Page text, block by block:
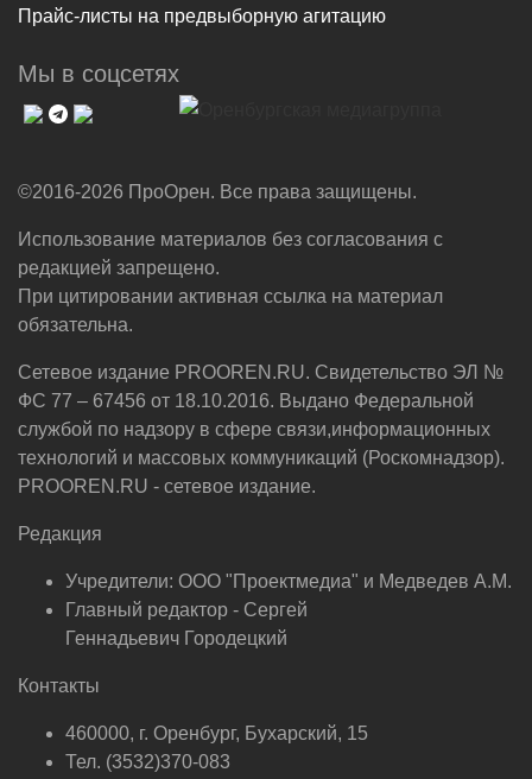
Прайс-листы на предвыборную агитацию
Мы в соцсетях
©2016-2026 ПроОрен. Все права защищены.
Использование материалов без согласования с
редакцией запрещено.
При цитировании активная ссылка на материал
обязательна.
Сетевое издание PROOREN.RU. Свидетельство ЭЛ №
ФС 77 – 67456 от 18.10.2016. Выдано Федеральной
службой по надзору в сфере связи,информационных
технологий и массовых коммуникаций (Роскомнадзор).
PROOREN.RU - сетевое издание.
Редакция
Учредители: ООО "Проектмедиа" и Медведев А.М.
Главный редактор - Сергей
Геннадьевич Городецкий
Контакты
460000, г. Оренбург, Бухарский, 15
Тел. (3532)370-083